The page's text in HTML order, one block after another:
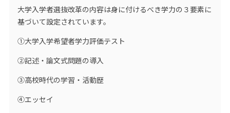
大学入学者選抜改革の内容は身に付けるべき学力の３要素に
基づいて設定されています。
①大学入学希望者学力評価テスト
②記述・論文式問題の導入
③高校時代の学習・活動歴
④エッセイ